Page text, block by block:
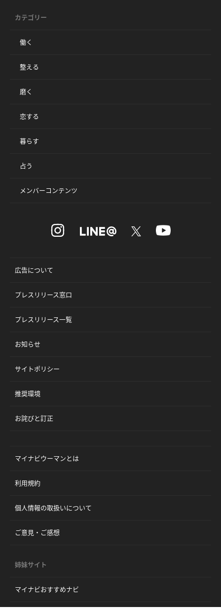
カテゴリー
働く
整える
磨く
恋する
暮らす
占う
メンバーコンテンツ
広告について
プレスリリース窓口
プレスリリース一覧
お知らせ
サイトポリシー
推奨環境
お詫びと訂正
マイナビウーマンとは
利用規約
個人情報の取扱いについて
ご意見・ご感想
姉妹サイト
マイナビおすすめナビ